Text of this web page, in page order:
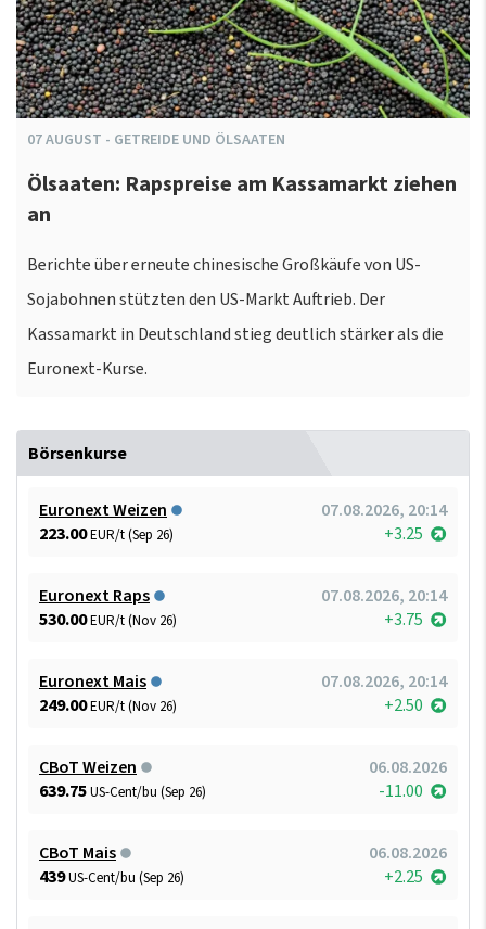
07AUGUST - GETREIDE UND ÖLSAATEN
Ölsaaten: Rapspreise am Kassamarkt ziehen
an
Berichte über erneute chinesische Großkäufe von US-
Sojabohnen stützten den US-Markt Auftrieb. Der
Kassamarkt in Deutschland stieg deutlich stärker als die
Euronext-Kurse.
Börsenkurse
Euronext Weizen
07.08.2026, 20:14
223.00EUR/t (Sep 26) +3.25
Euronext Raps
07.08.2026, 20:14
530.00EUR/t (Nov 26) +3.75
Euronext Mais
07.08.2026, 20:14
249.00EUR/t (Nov 26) +2.50
CBoT Weizen
06.08.2026
639.75US-Cent/bu (Sep 26) -11.00
CBoT Mais
06.08.2026
439US-Cent/bu (Sep 26) +2.25